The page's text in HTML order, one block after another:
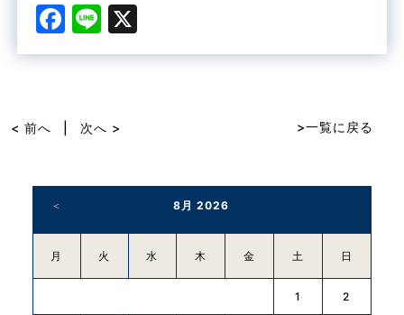
F
a
b
o
Li
n
>一覧に戻る
< 前へ 次へ >
8月 2026
月 火 水 木 金 土 日
1 2